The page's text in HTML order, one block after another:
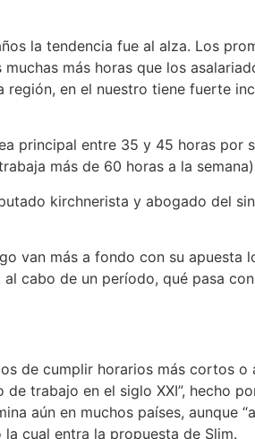
la tendencia fue al alza. Los
más horas que los
en el nuestro tiene fuerte
principal entre 35 y 45 horas por
más de 60 horas a la
kirchnerista y abogado del
van más a fondo con su apuesta
cabo de un período, qué pasa
de cumplir horarios más cortos o
trabajo en el siglo XXI”, hecho
aún en muchos países, aunque
cual entra la propuesta de Slim.